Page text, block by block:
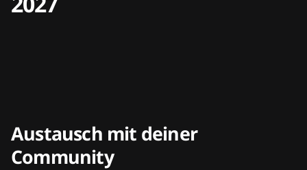
Austausch mit deiner
Community